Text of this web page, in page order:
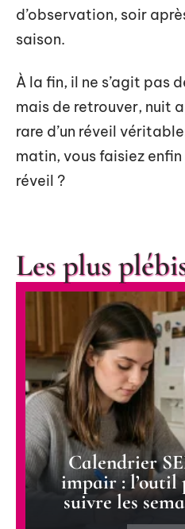
d’observation, soir
saison.
À la fin, il ne s’agit pas
mais de retrouver, nuit
rare d’un réveil
matin, vous faisiez
réveil ?
Les plus
Calendrier
impair :
suivre les